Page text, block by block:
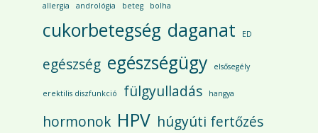
allergia andrológia beteg bolha
cukorbetegség daganat ED
egészség egészségügy elsősegély
erektilis diszfunkció fülgyulladás hangya
hormonok HPV húgyúti fertőzés